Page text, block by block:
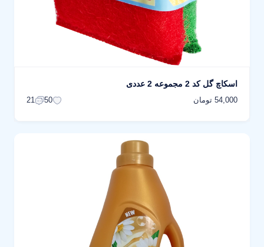
اسکاچ گل کد 2 مجموعه 2 عددی
54,000 تومان 50
21